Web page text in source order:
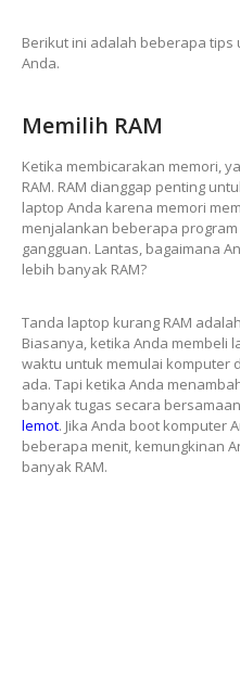
Berikut ini adalah beberapa tips
Anda.
Memilih RAM
Ketika membicarakan memori,
RAM. RAM dianggap penting
laptop Anda karena memori
menjalankan beberapa
gangguan. Lantas, bagaimana
lebih banyak RAM?
Tanda laptop kurang RAM
Biasanya, ketika Anda membeli
waktu untuk memulai komputer
ada. Tapi ketika Anda
banyak tugas secara
lemot. Jika Anda boot komputer
beberapa menit, kemungkinan
banyak RAM.